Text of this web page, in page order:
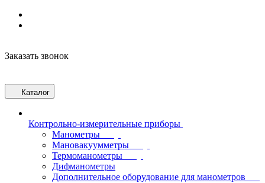
Заказать звонок
Каталог
Контрольно-измерительные приборы
Манометры
Мановакуумметры
Термоманометры
Дифманометры
Дополнительное оборудование для манометров